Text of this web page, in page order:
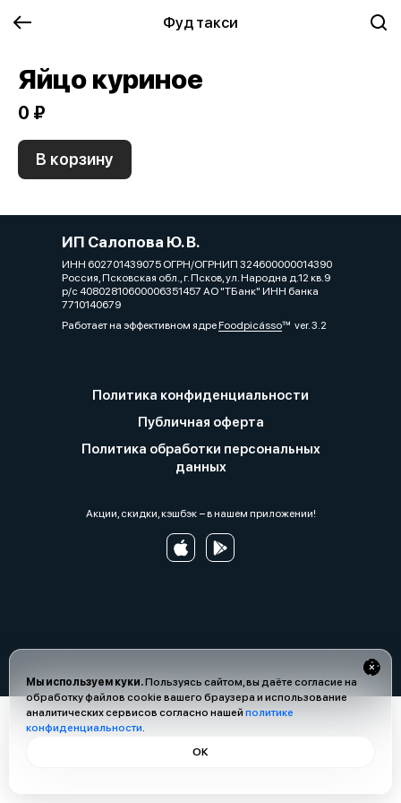
Фуд такси
Мы используем куки.Пользуясь сайтом, вы даёте согласие на
обработку файлов cookie вашего браузера и использование
аналитических сервисов согласно нашей политике
конфиденциальности.
ОК
Яйцо куриное
0 ₽
В корзину
ИП Салопова Ю. В.
ИНН 602701439075 ОГРН/ОГРНИП 324600000014390
Россия, Псковская обл., г. Псков, ул. Народна д.12 кв.9
р/с 40802810600006351457 АО "ТБанк" ИНН банка
7710140679
Работает на эффективном ядреFoodpicássover. 3.2
Политика конфиденциальности
Публичная оферта
Политика обработки персональных
данных
Акции, скидки, кэшбэк − в нашем приложении!